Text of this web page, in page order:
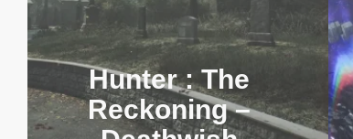
Hunter : The
Reckoning –